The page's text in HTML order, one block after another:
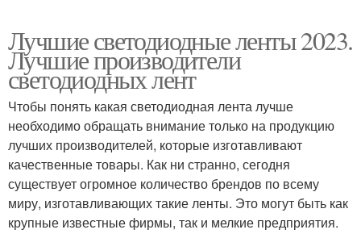
Лучшие светодиодные ленты 2023.
Лучшие производители
светодиодных лент
Чтобы понять какая светодиодная лента лучше
необходимо обращать внимание только на продукцию
лучших производителей, которые изготавливают
качественные товары. Как ни странно, сегодня
существует огромное количество брендов по всему
миру, изготавливающих такие ленты. Это могут быть как
крупные известные фирмы, так и мелкие предприятия.